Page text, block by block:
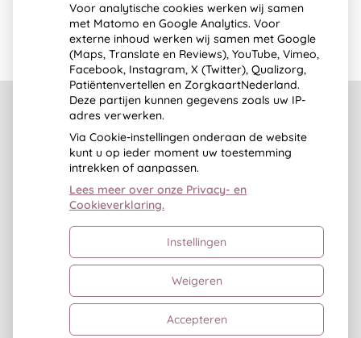
Frank van Gulik –
Psychosomatisch
Fysiotherapeut
Uw Zorg Online|Beheer
Studio Janine Terlouw
facebook
Bezoek
Instagram
pagina
Cookie-instellingen
Voor analytische cookies werken wij samen
met Matomo en Google Analytics. Voor
externe inhoud werken wij samen met Google
(Maps, Translate en Reviews), YouTube, Vimeo,
Facebook, Instagram, X (Twitter), Qualizorg,
Patiëntenvertellen en ZorgkaartNederland.
Deze partijen kunnen gegevens zoals uw IP-
adres verwerken.
Via Cookie-instellingen onderaan de website
kunt u op ieder moment uw toestemming
intrekken of aanpassen.
Lees meer over onze Privacy- en
Cookieverklaring.
Instellingen
Weigeren
Accepteren